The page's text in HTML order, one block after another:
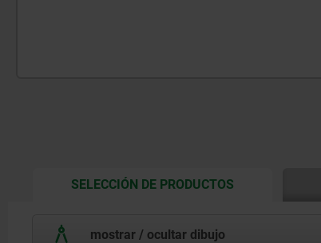
SELECCIÓN DE PRODUCTOSCURRENT
mostrar / ocultar dibujo